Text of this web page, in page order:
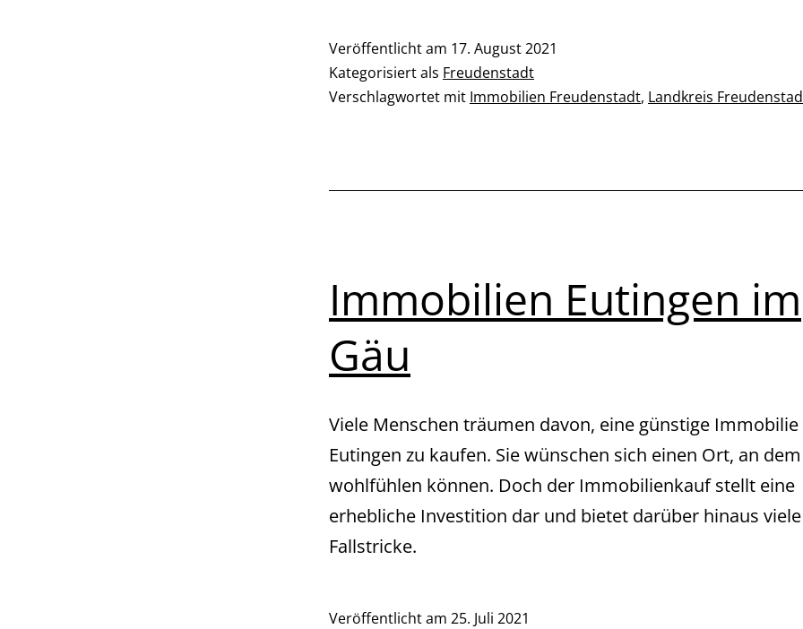
Veröffentlicht am 17. August 2021
Kategorisiert als Freudenstadt
Verschlagwortet mit Immobilien Freudenstadt, Landkreis
Immobilien Eutingen im
Gäu
Viele Menschen träumen davon, eine günstige Immobilie
Eutingen zu kaufen. Sie wünschen sich einen Ort, an
wohlfühlen können. Doch der Immobilienkauf stellt eine
erhebliche Investition dar und bietet darüber hinaus viele
Fallstricke.
Veröffentlicht am 25. Juli 2021